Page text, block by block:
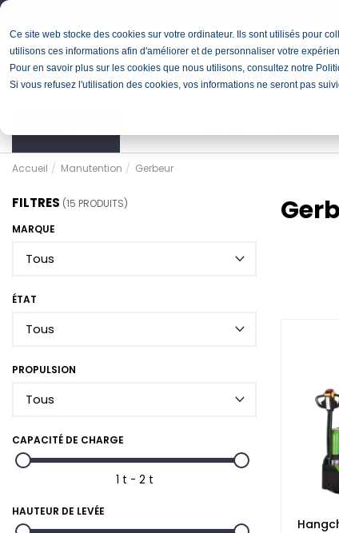
Ce site web stocke des cookies sur votre ordinateur. Ils sont utilisés pour
utilisons ces informations afin d'améliorer et de personnaliser votre
Pour en savoir plus sur les cookies que nous utilisons, consultez notre
Si vous refusez l'utilisation des cookies, vos informations ne seront pas
Accueil Manutention Gerbeur
FILTRES (15 PRODUITS)
MARQUE
ÉTAT
PROPULSION
CAPACITÉ DE CHARGE
1 t - 2 t
HAUTEUR DE LEVÉE